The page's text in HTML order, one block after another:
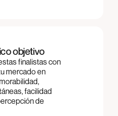
objetivo
finalistas con
mercado en
facilidad
de